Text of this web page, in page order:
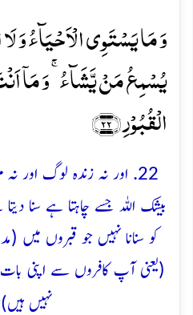
وَ مَا یَسۡتَوِی الۡاَحۡیَآءُ وَ
یُسۡمِعُ مَنۡ یَّشَآءُ ۚ وَ مَاۤ
الۡقُبُوۡرِ ﴿۲۲﴾
22. اور نہ زندہ لوگ اور
بیشک اللہ جسے چاہتا ہے سنا
کو سنانا نہیں جو قبروں میں
(یعنی آپ کافروں سے اپنی
نہیں